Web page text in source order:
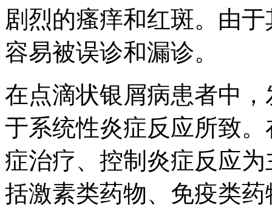
剧烈的瘙痒和红斑。由
容易被误诊和漏诊。
在点滴状银屑病患者中
于系统性炎症反应所致
症治疗、控制炎症反应
括激素类药物、免疫类